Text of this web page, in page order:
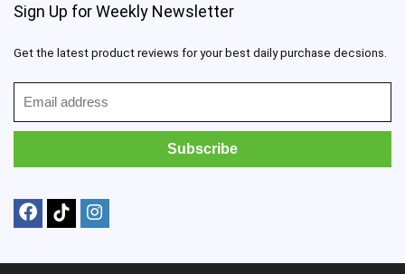
Sign Up for Weekly Newsletter
Get the latest product reviews for your best daily purchase decsions.